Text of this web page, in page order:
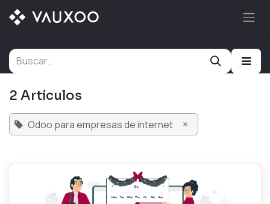
Ir al contenido
2 Artículos
Odoo para empresas de internet ×